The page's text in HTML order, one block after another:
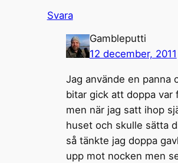
Svara
Gambleputti
12 december, 2011
Jag använde en panna
bitar gick att doppa var
men när jag satt ihop
huset och skulle sätta
så tänkte jag doppa
upp mot nocken men